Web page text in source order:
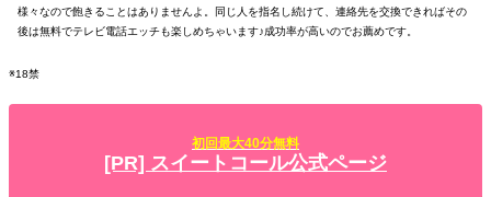
様々なので飽きることはありませんよ。同じ人を指名し続けて、連絡先を交換できればその
後は無料でテレビ電話エッチも楽しめちゃいます♪成功率が高いのでお薦めです。
※18禁
初回最大40分無料
[PR] スイートコール公式ページ